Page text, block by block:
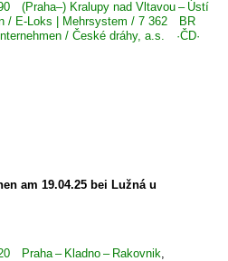
(Praha–) Kralupy nad Vltavou – Ústí
/ E-Loks | Mehrsystem / 7 362 BR
/ České dráhy, a.s. ·ČD·
am 19.04.25 bei Lužná u
Praha – Kladno – Rakovnik,